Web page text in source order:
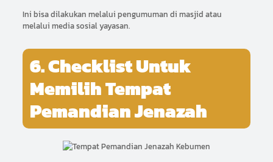
Ini bisa dilakukan melalui pengumuman di masjid atau
melalui media sosial yayasan.
6. Checklist Untuk
Memilih Tempat
Pemandian Jenazah